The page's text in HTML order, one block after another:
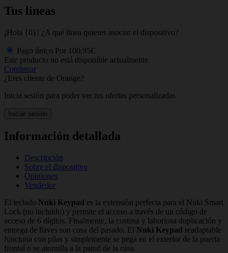
Tus líneas
¡Hola {0}! ¿A qué línea quieres asociar el dispositivo?
Pago único Por 100,95€
Este producto no está disponible actualmente.
Continuar
¿Eres cliente de Orange?
Inicia sesión para poder ver tus ofertas personalizadas
Iniciar sesión
Información detallada
Descripción
Sobre el dispositivo
Opiniones
Vendedor
El teclado Nuki Keypad es la extensión perfecta para el Nuki Smart
Lock (no incluido) y permite el acceso a través de un código de
acceso de 6 dígitos. Finalmente, la costosa y laboriosa duplicación y
entrega de llaves son cosa del pasado. El Nuki Keypad readaptable
funciona con pilas y simplemente se pega en el exterior de la puerta
frontal o se atornilla a la pared de la casa.